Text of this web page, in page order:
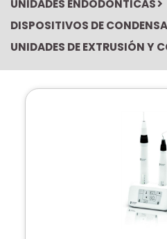
UNIDADES ENDODÓNTICAS
DISPOSITIVOS DE
UNIDADES DE EXTRUSIÓN Y